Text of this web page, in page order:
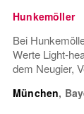
Hunkemöller
Bei
Werte Light-
dem Neugier,
München,